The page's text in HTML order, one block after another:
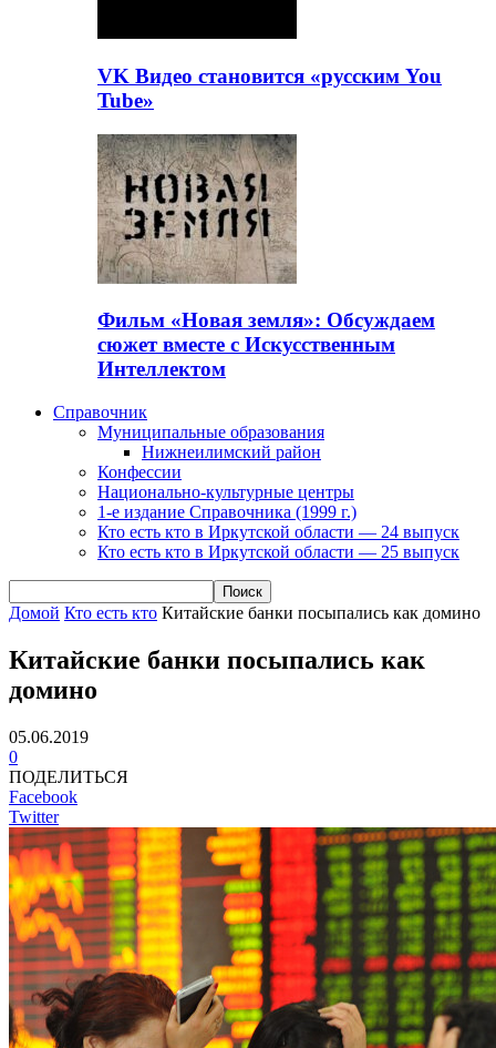
VK Видео становится «русским You
Tube»
Фильм «Новая земля»: Обсуждаем
сюжет вместе с Искусственным
Интеллектом
Справочник
Муниципальные образования
Нижнеилимский район
Конфессии
Национально-культурные центры
1-е издание Справочника (1999 г.)
Кто есть кто в Иркутской области — 24 выпуск
Кто есть кто в Иркутской области — 25 выпуск
Домой Кто есть кто Китайские банки посыпались как домино
Китайские банки посыпались как
домино
05.06.2019
0
ПОДЕЛИТЬСЯ
Facebook
Twitter